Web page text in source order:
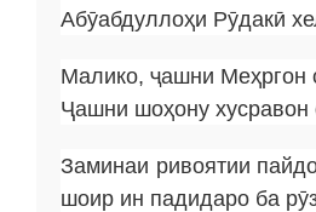
Абӯабдуллоҳи Рӯдакӣ
Малико, ҷашни Меҳргон
Ҷашни шоҳону хусравон
Заминаи ривоятии
шоир ин падидаро ба